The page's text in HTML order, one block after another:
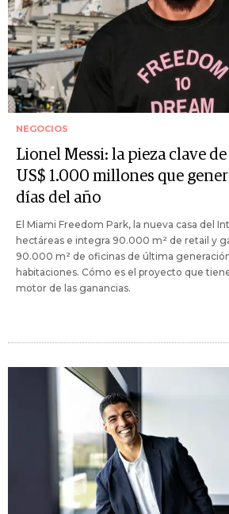
NEGOCIOS
Lionel Messi: la pieza clave
US$ 1.000 millones que
días del año
El Miami Freedom Park, la nueva casa del
hectáreas e integra 90.000 m² de retail y
90.000 m² de oficinas de última
habitaciones. Cómo es el proyecto que
motor de las ganancias.